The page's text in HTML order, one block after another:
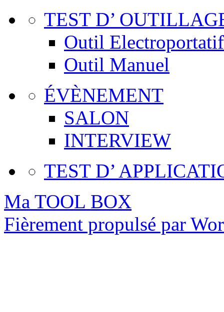
TEST D’
Outil Electroportatif
Outil Manuel
ÉVÈNEMENT
SALON
INTERVIEW
TEST D’
Ma TOOL BOX
Fièrement propulsé par